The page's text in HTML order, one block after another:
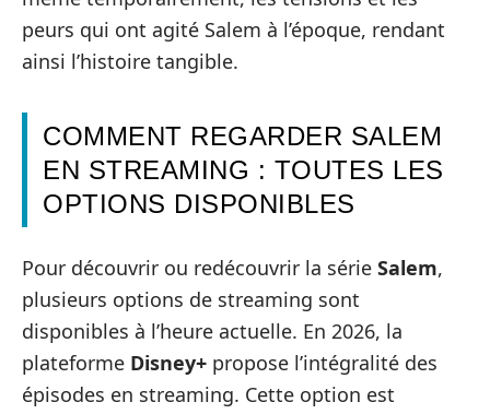
peurs qui ont agité Salem à l’époque, rendant
ainsi l’histoire tangible.
COMMENT REGARDER SALEM
EN STREAMING : TOUTES LES
OPTIONS DISPONIBLES
Pour découvrir ou redécouvrir la série Salem,
plusieurs options de streaming sont
disponibles à l’heure actuelle. En 2026, la
plateforme Disney+ propose l’intégralité des
épisodes en streaming. Cette option est